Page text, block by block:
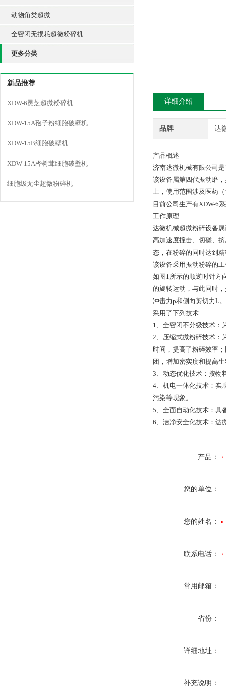
动物角类超微
全密闭无损耗超微粉碎机
更多分类
新品推荐
XDW-6灵芝超微粉碎机
XDW-15A孢子粉细胞破壁机
XDW-15B细胞破壁机
XDW-15A桦树茸细胞破壁机
细胞级无尘超微粉碎机
详细介绍
品牌 达
产品概述
济南达微机械有限公司
该设备属第四代振动磨
上，使用范围涉及医药
目前公司生产有XDW-6
工作原理
达微机械超微粉碎设备
高加速度撞击、切磋、
态，在粉碎的同时达到
该设备采用振动粉碎的
如图1所示的顺逆时针方
的旋转运动，与此同时
冲击力p和侧向剪切力L
采用了下列技术
1、全密闭不分级技术：
2、压缩式微粉碎技术：
时间，提高了粉碎效率
团，增加密实度和提高
3、动态优化技术：按物
4、机电一体化技术：实
污染等现象。
5、全面自动化技术：具
6、洁净安全化技术：达
产品：
您的单位：
您的姓名：
联系电话：
常用邮箱：
省份：
详细地址：
补充说明：